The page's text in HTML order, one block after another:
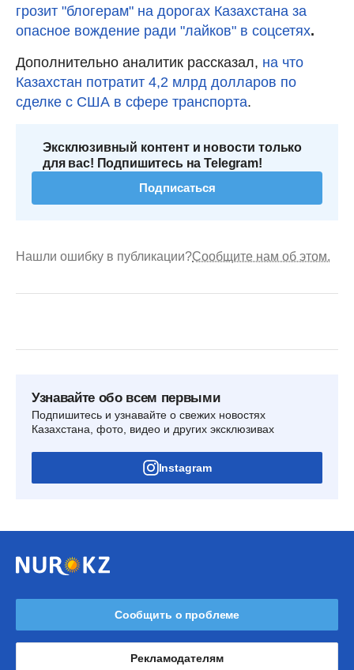
грозит "блогерам" на дорогах Казахстана за
опасное вождение ради "лайков" в соцсетях.
Дополнительно аналитик рассказал, на что
Казахстан потратит 4,2 млрд долларов по
сделке с США в сфере транспорта.
Эксклюзивный контент и новости только
для вас! Подпишитесь на Telegram!
Подписаться
Нашли ошибку в публикации?Сообщите нам об этом.
Узнавайте обо всем первыми
Подпишитесь и узнавайте о свежих новостях
Казахстана, фото, видео и других эксклюзивах
Instagram
Сообщить о проблеме
Рекламодателям